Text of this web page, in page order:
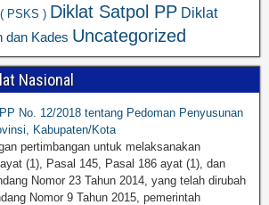
PSKS ) Diklat Satpol PP Diklat
dan Kades Uncategorized
Nasional
No. 12/2018 tentang Pedoman Penyusunan
Kabupaten/Kota
pertimbangan untuk melaksanakan
(1), Pasal 145, Pasal 186 ayat (1), dan
Nomor 23 Tahun 2014, yang telah dirubah
Nomor 9 Tahun 2015, pemerintah